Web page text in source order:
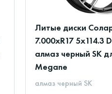
Литые диски
7.000xR17 5x114.3
алмаз черный SK
Megane
алмаз черный SK